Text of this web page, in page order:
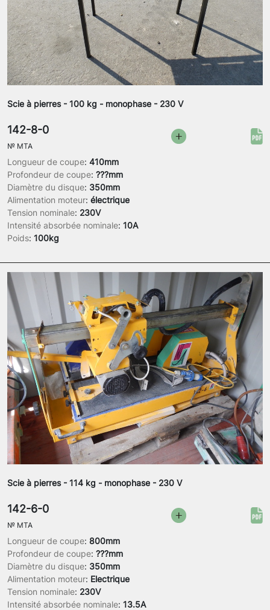
Scie à pierres - 100 kg - monophase - 230 V
Longueur de coupe: 410mm
Profondeur de coupe: ???mm
Diamètre du disque: 350mm
Alimentation moteur: électrique
Tension nominale: 230V
Intensité absorbée nominale: 10A
Poids: 100kg
142-8-0
№ MTA
Scie à pierres - 114 kg - monophase - 230 V
Longueur de coupe: 800mm
Profondeur de coupe: ???mm
Diamètre du disque: 350mm
Alimentation moteur: Electrique
Tension nominale: 230V
Intensité absorbée nominale: 13.5A
142-6-0
№ MTA